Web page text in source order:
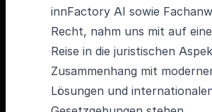
innFactory AI sowie
Recht, nahm uns mit auf
Reise in die juristischen
Zusammenhang mit
Lösungen und